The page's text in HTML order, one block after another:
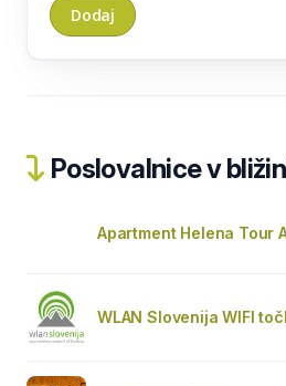
Poslovalnice v
Apartment Helena Tour
WLAN Slovenija WIFI